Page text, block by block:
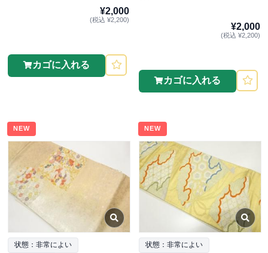
¥2,000
(税込 ¥2,200)
カゴに入れる
¥2,000
(税込 ¥2,200)
カゴに入れる
NEW
状態：非常によい
NEW
状態：非常によい